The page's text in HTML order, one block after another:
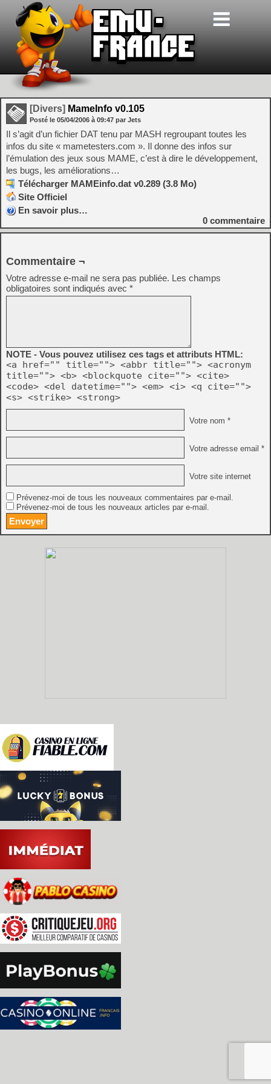
[Divers] MameInfo v0.105
Posté le 05/04/2006 à 09:47 par Jets
Il s’agit d’un fichier DAT tenu par MASH regroupant toutes les
infos du site « mametesters.com ». Il donne des infos sur
l’émulation des jeux sous MAME, c’est à dire le développement,
les bugs, les améliorations…
Télécharger MAMEinfo.dat v0.289 (3.8 Mo)
Site Officiel
En savoir plus…
0 commentaire
Commentaire ¬
Votre adresse e-mail ne sera pas publiée. Les champs
obligatoires sont indiqués avec *
NOTE - Vous pouvez utilisez ces tags et attributs HTML:
<a href="" title=""> <abbr title=""> <acronym
title=""> <b> <blockquote cite=""> <cite>
<code> <del datetime=""> <em> <i> <q cite="">
<s> <strike> <strong>
Votre nom *
Votre adresse email *
Votre site internet
Prévenez-moi de tous les nouveaux commentaires par e-mail.
Prévenez-moi de tous les nouveaux articles par e-mail.